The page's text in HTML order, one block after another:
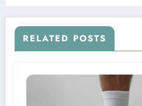
RELATED POSTS